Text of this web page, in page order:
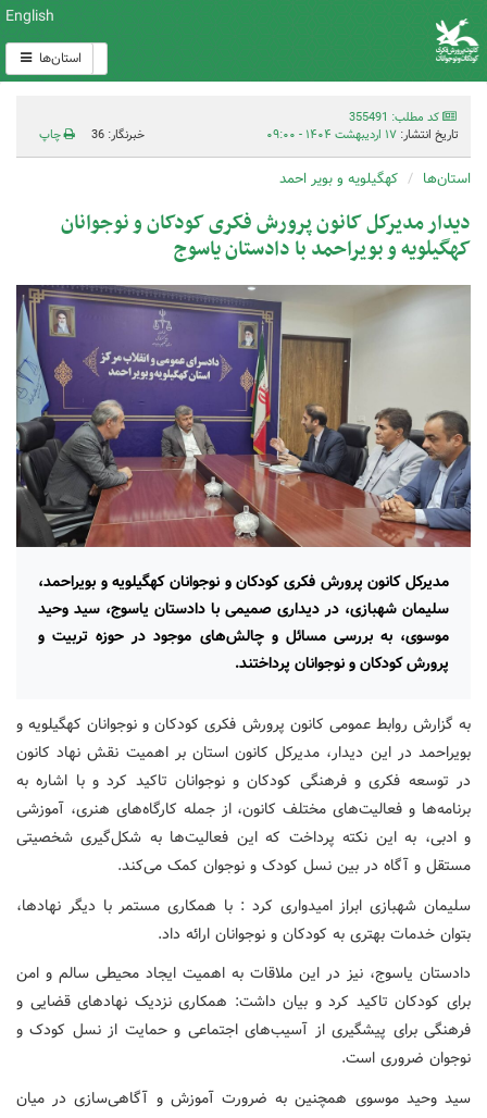
English
استان‌ها
کد مطلب: 355491
تاریخ انتشار: ۱۷ اردیبهشت ۱۴۰۴ - ۰۹:۰۰ خبرنگار: 36 چاپ
استان‌ها کهگیلویه و بویر احمد
دیدار مدیرکل کانون پرورش فکری کودکان و نوجوانان
کهگیلویه و بویراحمد با دادستان یاسوج
مدیرکل کانون پرورش فکری کودکان و نوجوانان کهگیلویه و بویراحمد،
سلیمان شهبازی، در دیداری صمیمی با دادستان یاسوج، سید وحید
موسوی، به بررسی مسائل و چالش‌های موجود در حوزه تربیت و
پرورش کودکان و نوجوانان پرداختند.
به گزارش روابط عمومی کانون پرورش فکری کودکان و نوجوانان کهگیلویه و
بویراحمد در این دیدار، مدیرکل کانون استان بر اهمیت نقش نهاد کانون
در توسعه فکری و فرهنگی کودکان و نوجوانان تاکید کرد و با اشاره به
برنامه‌ها و فعالیت‌های مختلف کانون، از جمله کارگاه‌های هنری، آموزشی
و ادبی، به این نکته پرداخت که این فعالیت‌ها به شکل‌گیری شخصیتی
مستقل و آگاه در بین نسل کودک و نوجوان کمک می‌کند.
سلیمان شهبازی ابراز امیدواری کرد : با همکاری مستمر با دیگر نهادها،
بتوان خدمات بهتری به کودکان و نوجوانان ارائه داد.
دادستان یاسوج، نیز در این ملاقات به اهمیت ایجاد محیطی سالم و امن
برای کودکان تاکید کرد و بیان داشت: همکاری نزدیک نهادهای قضایی و
فرهنگی برای پیشگیری از آسیب‌های اجتماعی و حمایت از نسل کودک و
نوجوان ضروری است.
سید وحید موسوی همچنین به ضرورت آموزش و آگاهی‌سازی در میان